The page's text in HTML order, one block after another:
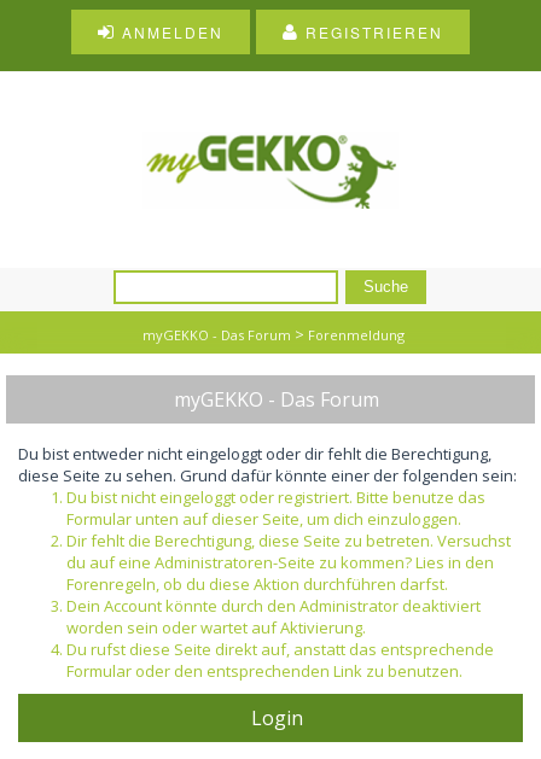
ANMELDEN REGISTRIEREN
myGEKKO - Das Forum > Forenmeldung
myGEKKO - Das Forum
Du bist entweder nicht eingeloggt oder dir fehlt die Berechtigung,
diese Seite zu sehen. Grund dafür könnte einer der folgenden sein:
Du bist nicht eingeloggt oder registriert. Bitte benutze das
Formular unten auf dieser Seite, um dich einzuloggen.
Dir fehlt die Berechtigung, diese Seite zu betreten. Versuchst
du auf eine Administratoren-Seite zu kommen? Lies in den
Forenregeln, ob du diese Aktion durchführen darfst.
Dein Account könnte durch den Administrator deaktiviert
worden sein oder wartet auf Aktivierung.
Du rufst diese Seite direkt auf, anstatt das entsprechende
Formular oder den entsprechenden Link zu benutzen.
Login